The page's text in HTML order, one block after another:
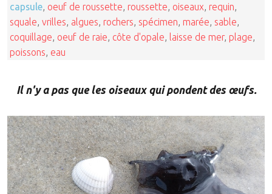
capsule oeuf de roussette roussette oiseaux requin
squale vrilles algues rochers spécimen marée sable
coquillage oeuf de raie côte d'opale laisse de mer, plage
poissons eau
Il n'y a pas que les oiseaux qui pondent des œufs.